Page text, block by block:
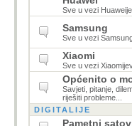
Sve u vezi
Samsung
Sve u vezi
Xiaomi
Sve u vezi
Općenito o
Savjeti, pitanje,
riješiti probleme...
DIGITALIJE
Pametni